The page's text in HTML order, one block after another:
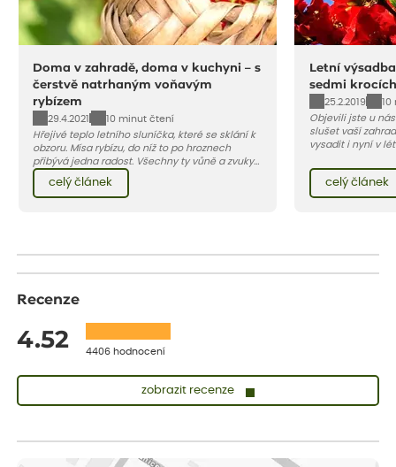
Doma v zahradě, doma v kuchyni – s
čerstvě natrhaným voňavým
rybízem
29.4.2021
10 minut čtení
Hřejivé teplo letního sluníčka, které se sklání k
obzoru. Mísa rybízu, do níž to po hroznech
přibývá jedna radost. Všechny ty vůně a zvuky
červencové zahrady. Sklizeň rybízu do kuchyně
vnese neuvěřitelný klid a radost. A taky trochu
bezstarostnosti dětství při mlsání babiččina
celý článek
Letní
sedmi krocích
25.2.2019
10
Objevili jste u
slušet vaší
vysadit i nyní v
celý rok – nyní
vody než na jaře
celý článek
Recenze
4.52 4406 hodnocení
zobrazit recenze